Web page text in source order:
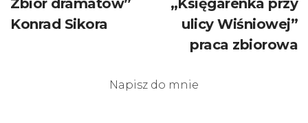
Zbiór dramatów”
Konrad Sikora
„Księgarenka przy
ulicy Wiśniowej”
praca zbiorowa
Napisz do mnie